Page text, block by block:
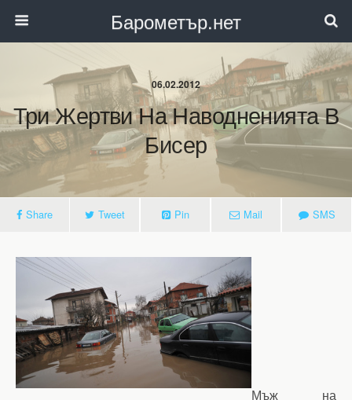
Барометър.нет
06.02.2012
Три Жертви На Наводненията В
Бисер
Share Tweet Pin Mail SMS
Мъж на